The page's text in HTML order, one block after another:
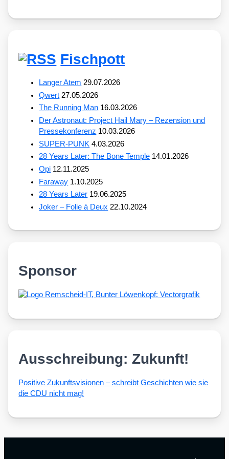
Fischpott
Langer Atem 29.07.2026
Qwert 27.05.2026
The Running Man 16.03.2026
Der Astronaut: Project Hail Mary – Rezension und
Pressekonferenz 10.03.2026
SUPER-PUNK 4.03.2026
28 Years Later: The Bone Temple 14.01.2026
Opi 12.11.2025
Faraway 1.10.2025
28 Years Later 19.06.2025
Joker – Folie à Deux 22.10.2024
Sponsor
Ausschreibung: Zukunft!
Posi­ti­ve Zukunfts­vi­sio­nen – schreibt Geschich­ten wie sie
die CDU nicht mag!